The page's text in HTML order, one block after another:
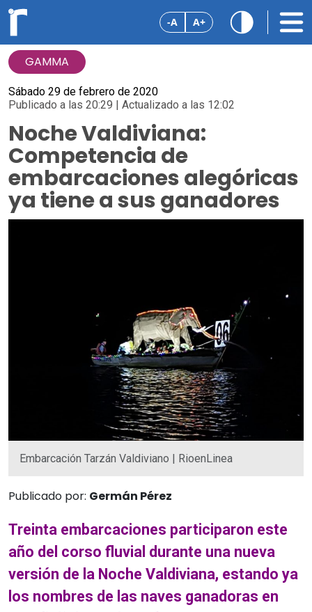
-A A+
GAMMA
Sábado 29 de febrero de 2020
Publicado a las 20:29 | Actualizado a las 12:02
Noche Valdiviana:
Competencia de
embarcaciones alegóricas
ya tiene a sus ganadores
Embarcación Tarzán Valdiviano | RioenLinea
Publicado por: Germán Pérez
Treinta embarcaciones participaron este
año del corso fluvial durante una nueva
versión de la Noche Valdiviana, estando ya
los nombres de las naves ganadoras en